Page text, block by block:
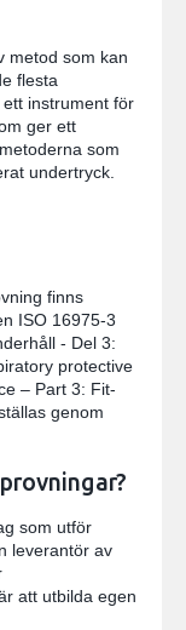
metod som kan
flesta
instrument för
ger ett
som
undertryck.
finns
ISO 16975-3
- Del 3:
protective
– Part 3: Fit-
genom
som utför
leverantör av
att utbilda egen